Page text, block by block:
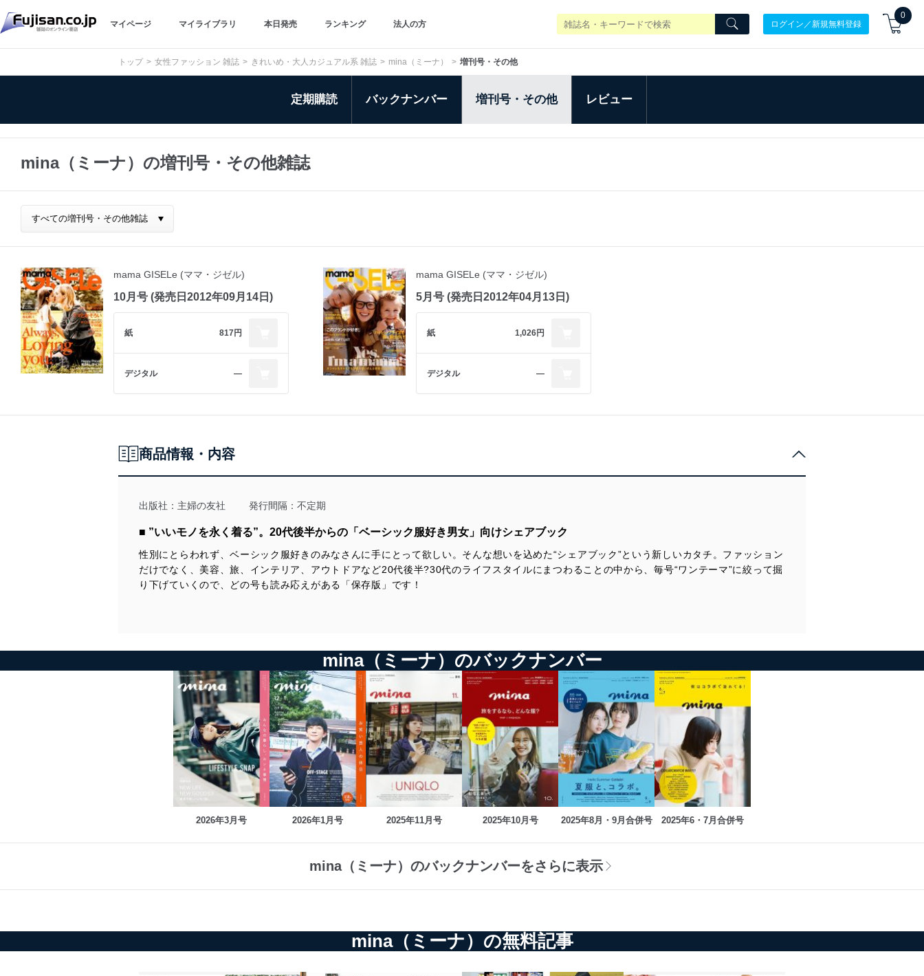
マイページ マイライブラリ 本日発売 ランキング 法人の方 ログイン／新規無料登録
0
トップ 女性ファッション 雑誌 きれいめ・大人カジュアル系 雑誌 mina（ミーナ） 増刊号・その他
定期購読 バックナンバー 増刊号・その他 レビュー
mina（ミーナ）の増刊号・その他雑誌
mama GISELe (ママ・ジゼル)
10月号 (発売日2012年09月14日)
紙 817円
デジタル ―
mama GISELe (ママ・ジゼル)
5月号 (発売日2012年04月13日)
紙 1,026円
デジタル ―
商品情報・内容
出版社： 主婦の友社 発行間隔：不定期
■ ”いいモノを永く着る”。20代後半からの「ベーシック服好き男女」向けシェアブック
性別にとらわれず、ベーシック服好きのみなさんに手にとって欲しい。そんな想いを込めた“シェアブック”という新しいカタチ。ファッション
だけでなく、美容、旅、インテリア、アウトドアなど20代後半?30代のライフスタイルにまつわることの中から、毎号“ワンテーマ”に絞って掘
り下げていくので、どの号も読み応えがある「保存版」です！
mina（ミーナ）のバックナンバー
2026年3月号 2026年1月号 2025年11月号 2025年10月号 2025年8月・9月合併号 2025年6・7月合併号
mina（ミーナ）のバックナンバーをさらに表示
mina（ミーナ）の無料記事